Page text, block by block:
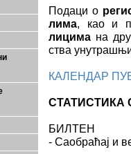
По­да­ци о
ли­ма, као и
лицима на
ства
КАЛЕНДАР
СТАТИСТИКА
БИЛТЕН
- Саобраћај и